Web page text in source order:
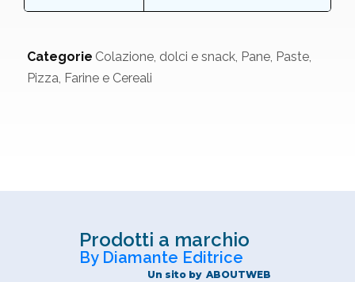
Categorie Colazione, dolci e snack, Pane, Paste,
Pizza, Farine e Cereali
Prodotti a marchio
By Diamante Editrice
Un sito by ABOUTWEB